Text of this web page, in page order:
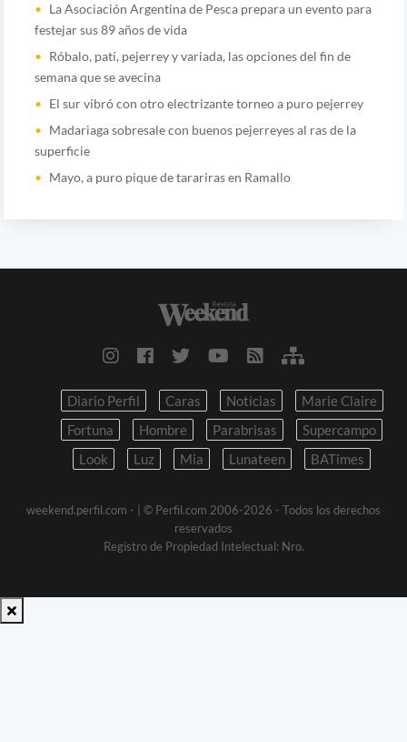
La Asociación Argentina de Pesca prepara un evento para
festejar sus 89 años de vida
Róbalo, patí, pejerrey y variada, las opciones del fin de
semana que se avecina
El sur vibró con otro electrizante torneo a puro pejerrey
Madariaga sobresale con buenos pejerreyes al ras de la
superficie
Mayo, a puro pique de tarariras en Ramallo
Diario Perfil Caras Noticias
Marie Claire
Fortuna
Hombre Parabrisas
Supercampo
Look
Luz Mia Lunateen BATimes
weekend.perfil.com -
| © Perfil.com 2006-2026 - Todos los derechos
reservados
Registro de Propiedad Intelectual: Nro.